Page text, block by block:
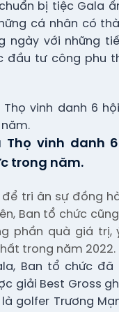
chuẩn bị tiệc Gala
cá nhân có
ngày với những
đầu tư công phu
Thọ vinh danh
trong năm.
để tri ân sự đồng
Ban tổ chức
phần quà giá trị,
trong năm 2022.
Ban tổ chức
giải Best Gross
golfer Trương